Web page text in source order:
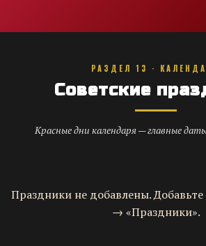
РАЗДЕЛ 13 ·
Советские
Красные дни календаря — главные
Праздники не добавлены.
→ «Праздники».